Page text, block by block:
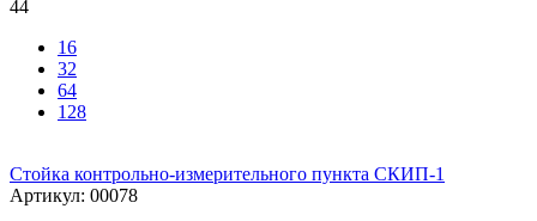
44
16
32
64
128
Стойка контрольно-измерительного пункта СКИП-1
Артикул: 00078